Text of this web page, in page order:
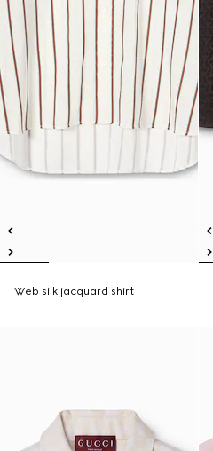
Web silk jacquard shirt